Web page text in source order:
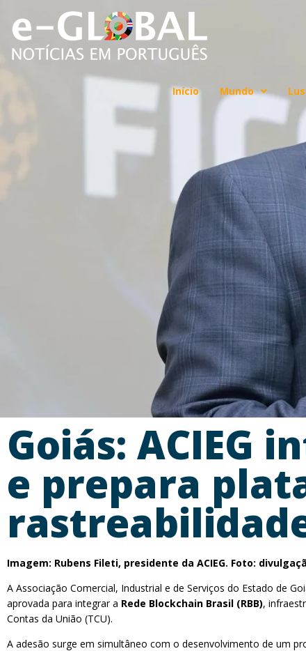
Início Mundo
Goiás: ACIEG
e prepara
Imagem: Rubens Fileti, presidente da ACIEG. Foto:
A Associação Comercial, Industrial e de Serviços do Estado de
aprovada para integrar a Rede Blockchain Brasil (RBB),
Contas da União (TCU).
A adesão surge em simultâneo com o desenvolvimento de um